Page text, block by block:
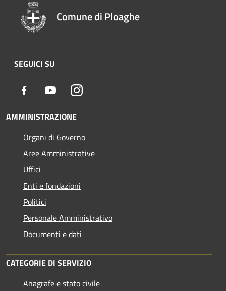
Comune di Ploaghe
SEGUICI SU
Facebook YoutubeInstagram
AMMINISTRAZIONE
Organi di Governo
Aree Amministrative
Uffici
Enti e fondazioni
Politici
Personale Amministrativo
Documenti e dati
CATEGORIE DI SERVIZIO
Anagrafe e stato civile